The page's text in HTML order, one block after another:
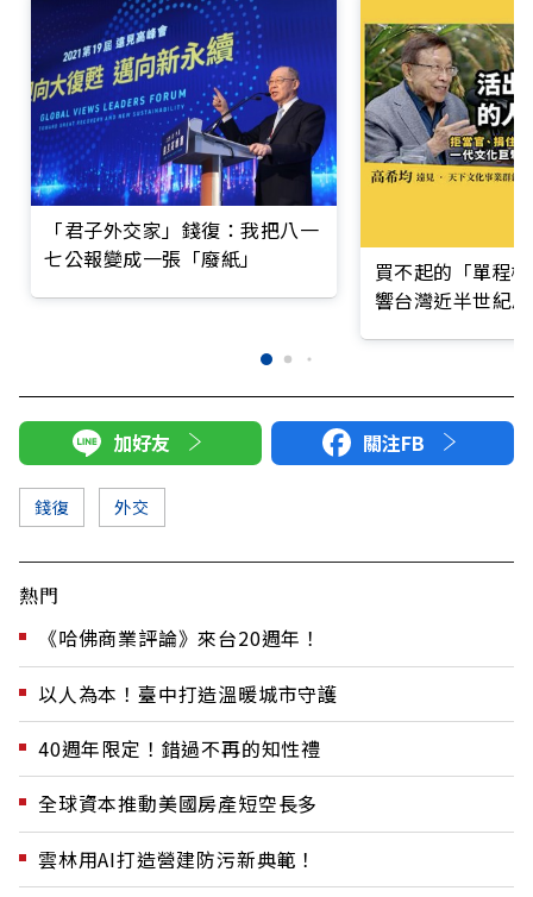
「君子外交家」錢復：我把八一
七公報變成一張「廢紙」
買不起的「單程
響台灣近半世紀
加好友 關注FB
錢復 外交
熱門
《哈佛商業評論》來台20週年！
以人為本！臺中打造溫暖城市守護
40週年限定！錯過不再的知性禮
全球資本推動美國房產短空長多
雲林用AI打造營建防污新典範！